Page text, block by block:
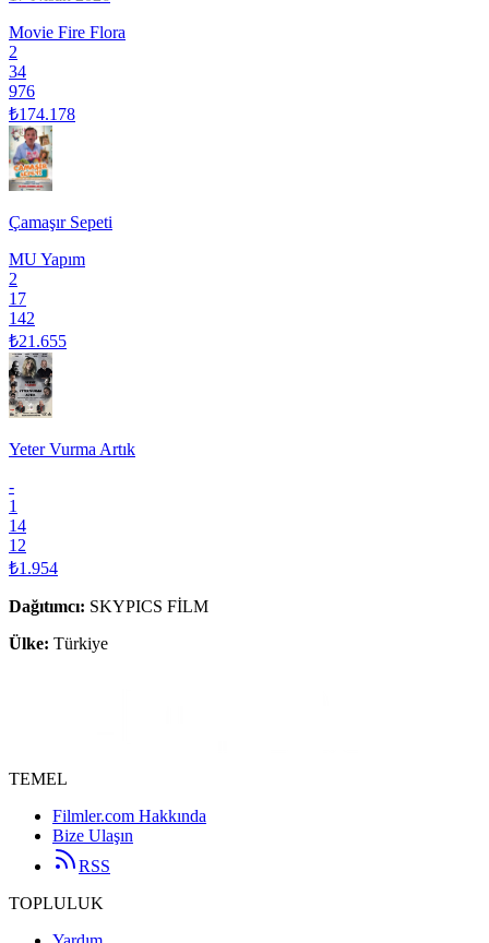
Movie Fire Flora
2
34
976
₺174.178
Çamaşır Sepeti
MU Yapım
2
17
142
₺21.655
Yeter Vurma Artık
-
1
14
12
₺1.954
Dağıtımcı: SKYPICS FİLM
Ülke: Türkiye
TEMEL
Filmler.com Hakkında
Bize Ulaşın
RSS
TOPLULUK